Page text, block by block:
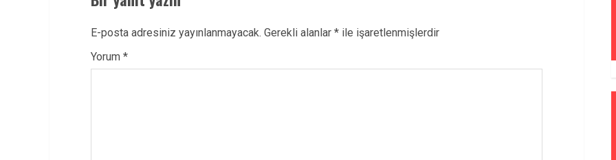
E-posta adresiniz yayınlanmayacak. Gerekli alanlar * ile işaretlenmişlerdir
Yorum *